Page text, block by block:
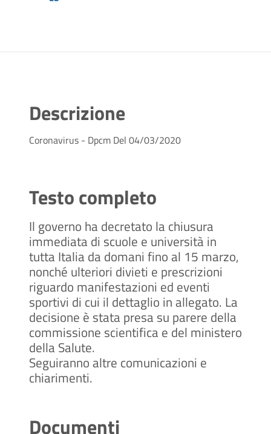
Descrizione
Coronavirus - Dpcm Del 04/03/2020
Testo completo
Il governo ha decretato la chiusura
immediata di scuole e università in
tutta Italia da domani fino al 15 marzo,
nonché ulteriori divieti e prescrizioni
riguardo manifestazioni ed eventi
sportivi di cui il dettaglio in allegato. La
decisione è stata presa su parere della
commissione scientifica e del ministero
della Salute.
Seguiranno altre comunicazioni e
chiarimenti.
Documenti